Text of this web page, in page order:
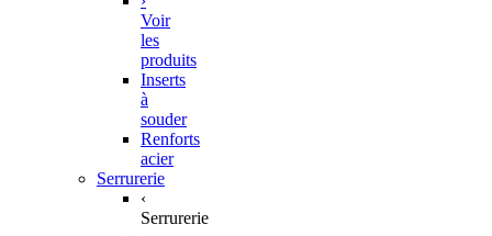
Voir
les
produits
Inserts
à
souder
Renforts
acier
Serrurerie
‹
Serrurerie